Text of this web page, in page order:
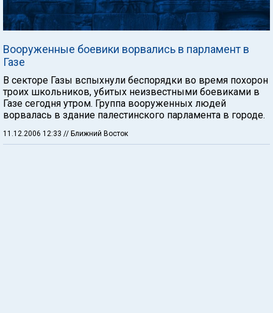
Вооруженные боевики ворвались в парламент в
Газе
В секторе Газы вспыхнули беспорядки во время похорон
троих школьников, убитых неизвестными боевиками в
Газе сегодня утром. Группа вооруженных людей
ворвалась в здание палестинского парламента в городе.
11.12.2006 12:33 // Ближний Восток